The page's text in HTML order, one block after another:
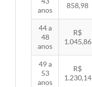
anos
858,98
44 a
48
anos
R$
1.045,86
49 a
53
anos
R$
1.230,14